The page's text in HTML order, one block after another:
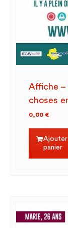
Affiche –
choses
0,00 €
Ajouter
panier